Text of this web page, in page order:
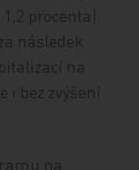
procenta).
následek
na
i bez zvýšení
na